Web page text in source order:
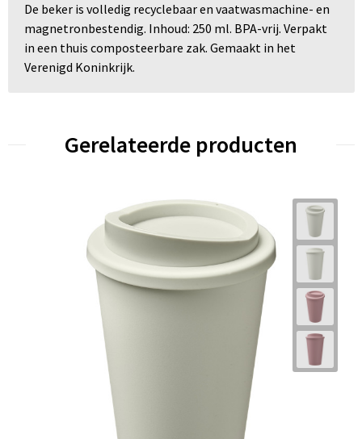
De beker is volledig recyclebaar en vaatwasmachine- en
magnetronbestendig. Inhoud: 250 ml. BPA-vrij. Verpakt
in een thuis composteerbare zak. Gemaakt in het
Verenigd Koninkrijk.
Gerelateerde producten